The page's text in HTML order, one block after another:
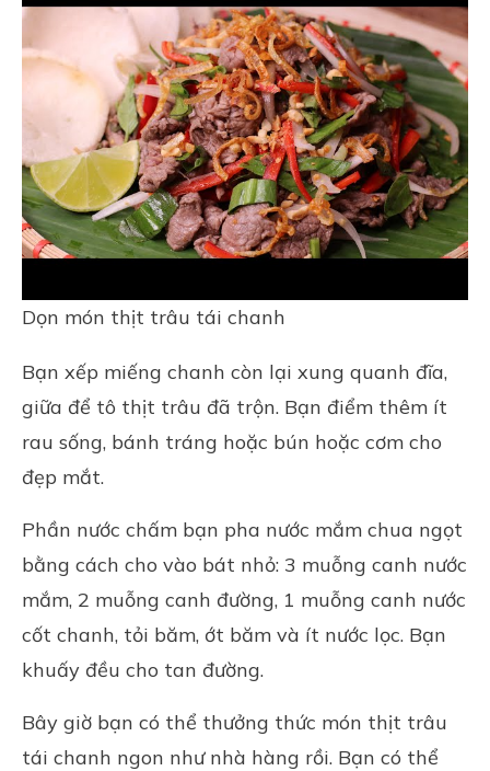
Dọn món thịt trâu tái chanh
Bạn xếp miếng chanh còn lại xung quanh đĩa,
giữa để tô thịt trâu đã trộn. Bạn điểm thêm ít
rau sống, bánh tráng hoặc bún hoặc cơm cho
đẹp mắt.
Phần nước chấm bạn pha nước mắm chua ngọt
bằng cách cho vào bát nhỏ: 3 muỗng canh nước
mắm, 2 muỗng canh đường, 1 muỗng canh nước
cốt chanh, tỏi băm, ớt băm và ít nước lọc. Bạn
khuấy đều cho tan đường.
Bây giờ bạn có thể thưởng thức món thịt trâu
tái chanh ngon như nhà hàng rồi. Bạn có thể